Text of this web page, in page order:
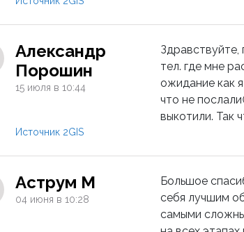
Александр
Порошин
15 июля в 10:44
Источник 2GIS
тел. где мне
ожидание как
что не
выкотили. Так
Аструм М
04 июня в 10:28
Большое
себя лучшим
самыми